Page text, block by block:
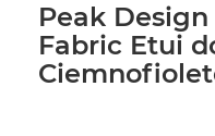
Peak
Fabric Etui